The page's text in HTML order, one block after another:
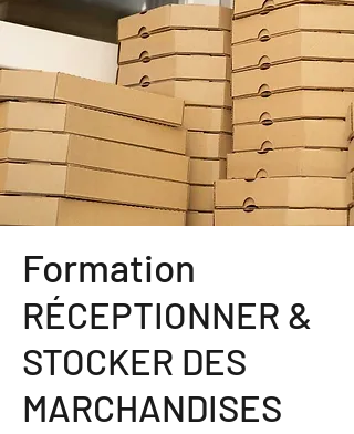
Formation
RÉCEPTIONNER &
STOCKER DES
MARCHANDISES